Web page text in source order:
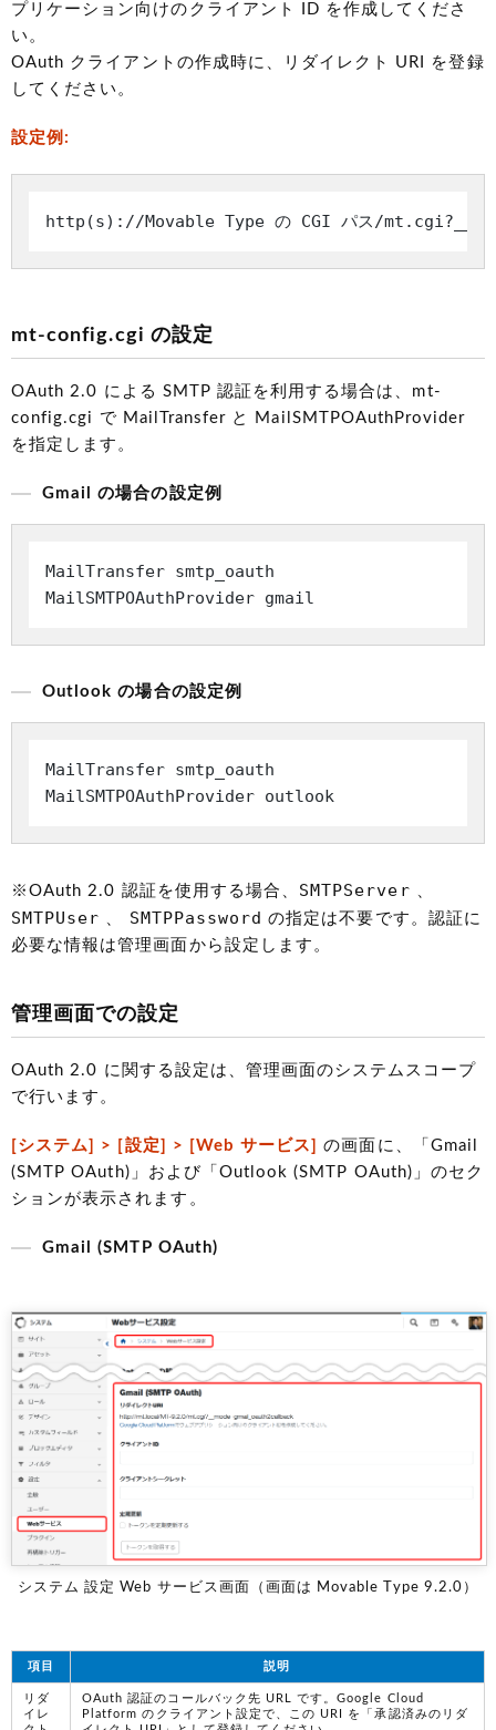
プリケーション向けのクライアント ID を作成してくださ
い。
OAuth クライアントの作成時に、リダイレクト URI を登録
してください。
設定例:
mt-config.cgi の設定
OAuth 2.0 による SMTP 認証を利用する場合は、mt-
config.cgi で MailTransfer と MailSMTPOAuthProvider
を指定します。
Gmail の場合の設定例
MailTransfer smtp_oauth
Outlook の場合の設定例
MailTransfer smtp_oauth
※OAuth 2.0 認証を使用する場合、 SMTPServer 、
SMTPUser 、 SMTPPassword の指定は不要です。認証に
必要な情報は管理画面から設定します。
管理画面での設定
OAuth 2.0 に関する設定は、管理画面のシステムスコープ
で行います。
[システム] > [設定] > [Web サービス] の画面に、「Gmail
(SMTP OAuth)」および「Outlook (SMTP OAuth)」のセク
ションが表示されます。
Gmail (SMTP OAuth)
システム 設定 Web サービス画面（画面は Movable Type 9.2.0）
項目 説明
リダ
イレ
OAuth 認証のコールバック先 URL です。Google Cloud
Platform のクライアント設定で、この URI を「承認済みのリダ